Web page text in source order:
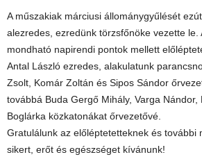
A műszakiak márciusi állománygyűlését
alezredes, ezredünk törzsfőnöke vezette le.
mondható napirendi pontok mellett
Antal László ezredes, alakulatunk
Zsolt, Komár Zoltán és Sipos Sándor
továbbá Buda Gergő Mihály, Varga Nándor,
Boglárka közkatonákat őrvezetővé.
Gratulálunk az előléptetetteknek és további
sikert, erőt és egészséget kívánunk!